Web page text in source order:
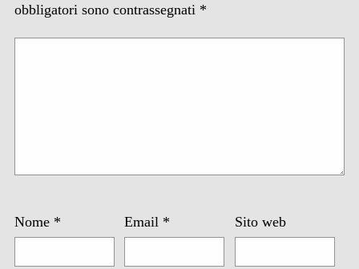
obbligatori sono contrassegnati *
Nome * Email * Sito web